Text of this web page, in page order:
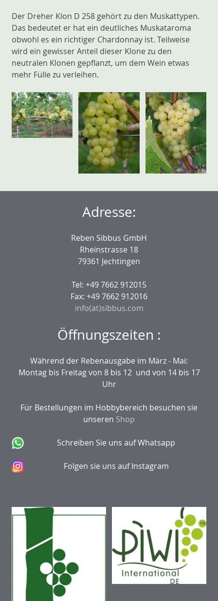
Der Dreher Klon D 258 gehört zu den Muskattypen.
Das bedeutet er hat ein deutliches Muskataroma
obwohl es ein richtiger Chardonnay ist. Teilweise
wird ein gewisser Anteil dieser Klone zu den
neutralen Klonen gepflanzt, um dem Wein etwas
mehr Fülle zu verleihen.
Adresse:
Reben Sibbus GmbH
Rheinstrasse 18
79361 Jechtingen
Tel: +49 7662 912015
Fax: +49 7662 912016
info(at)sibbus.com
Öffnungszeiten :
Während der Rebenausgabe im März - Mai:
Montag bis Freitag von 8 bis 12 und von 14 bis 17
Uhr
Für Bestellungen im Hobbybereich besuchen sie
unseren Shop
Schreiben Sie uns auf Whatsapp
Folgen sie uns auf Instagram